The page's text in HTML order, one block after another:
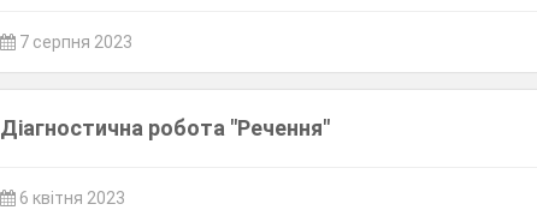
7 серпня 2023
Діагностична робота "Речення"
6 квітня 2023